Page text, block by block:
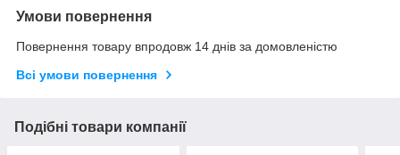
Умови повернення
Повернення товару впродовж 14 днів за домовленістю
Всі умови повернення
Подібні товари компанії